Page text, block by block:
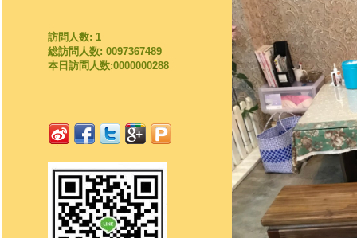
訪問人数: 1
総訪問人数: 0097367489
本日訪問人数:0000000288